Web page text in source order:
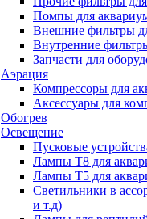
Помпы для
Внешние фильтры
Внутренние
Запчасти для
Аэрация
Компрессоры для
Аксессуары для
Обогрев
Освещение
Пусковые
Лампы Т8 для
Лампы Т5 для
Светильники в
и т.д)